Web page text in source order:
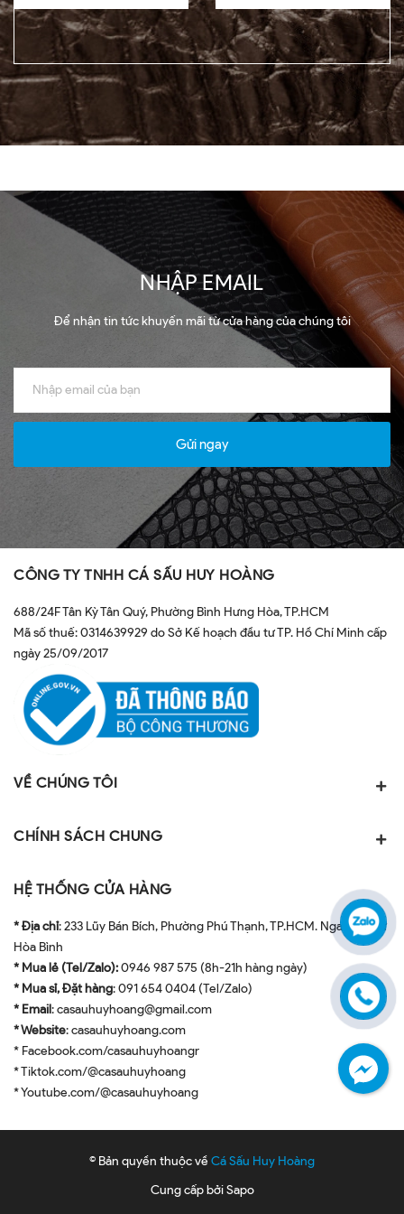
NHẬP EMAIL
Để nhận tin tức khuyến mãi từ cửa hàng của chúng tôi
Gửi ngay
CÔNG TY TNHH CÁ SẤU HUY HOÀNG
688/24F Tân Kỳ Tân Quý, Phường Bình Hưng Hòa, TP.HCM
Mã số thuế: 0314639929 do Sở Kế hoạch đầu tư TP. Hồ Chí Minh cấp
ngày 25/09/2017
VỀ CHÚNG TÔI
CHÍNH SÁCH CHUNG
HỆ THỐNG CỬA HÀNG
* Địa chỉ: 233 Lũy Bán Bích, Phường Phú Thạnh, TP.HCM. Ngay ngã tư
Hòa Bình
* Mua lẻ (Tel/Zalo):0946 987 575 (8h-21h hàng ngày)
* Mua sỉ, Đặt hàng: 091 654 0404 (Tel/Zalo)
* Email: casauhuyhoang@gmail.com
* Website: casauhuyhoang.com
* Facebook.com/casauhuyhoangr
* Tiktok.com/@casauhuyhoang
* Youtube.com/@casauhuyhoang
© Bản quyền thuộc về Cá Sấu Huy Hoàng
Cung cấp bởi Sapo